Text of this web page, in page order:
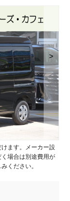
>
ます。メーカー設
場合は別途費用が
ください。